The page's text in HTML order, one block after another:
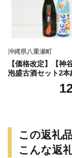
沖縄県八重瀬町
【価格改定】【神
泡盛古酒セット2本
はな古酒 25度 熟成
40度 720ml 飲み
この返礼
こんな返